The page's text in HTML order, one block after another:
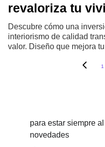
revaloriza tu
Descubre cómo una
interiorismo de calidad
valor. Diseño que mejora
1
para estar siempre
novedades